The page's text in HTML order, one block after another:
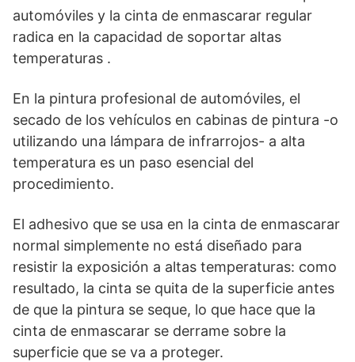
automóviles y la cinta de enmascarar regular
radica en la capacidad de soportar altas
temperaturas .
En la pintura profesional de automóviles, el
secado de los vehículos en cabinas de pintura -o
utilizando una lámpara de infrarrojos- a alta
temperatura es un paso esencial del
procedimiento.
El adhesivo que se usa en la cinta de enmascarar
normal simplemente no está diseñado para
resistir la exposición a altas temperaturas: como
resultado, la cinta se quita de la superficie antes
de que la pintura se seque, lo que hace que la
cinta de enmascarar se derrame sobre la
superficie que se va a proteger.